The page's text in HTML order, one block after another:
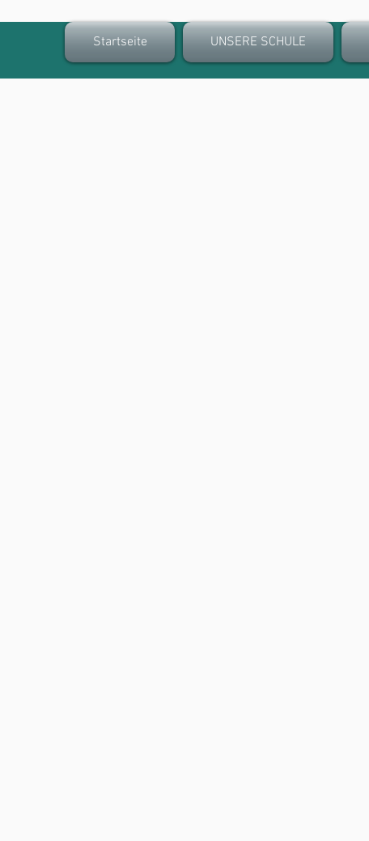
Startseite UNSERE SCHULE